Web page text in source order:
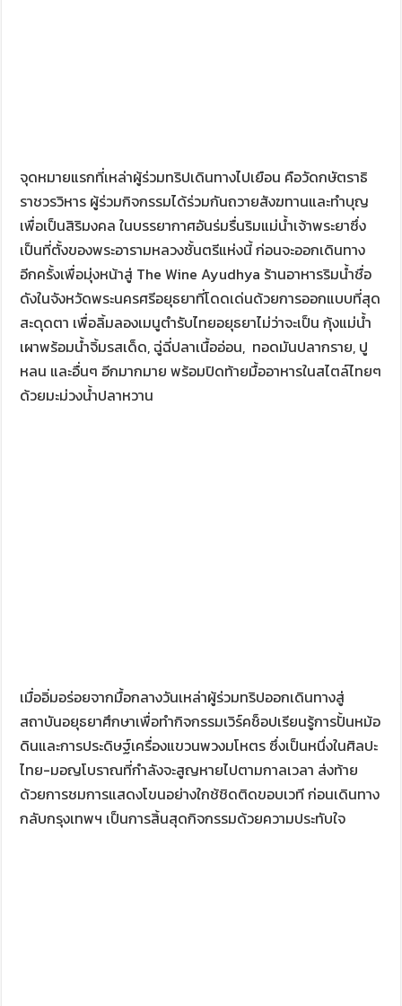
จุดหมายแรกที่เหล่าผู้ร่วมทริปเดินทางไปเยือน คือวัดกษัตราธิ
ราชวรวิหาร ผู้ร่วมกิจกรรมได้ร่วมกันถวายสังฆทานและทำบุญ
เพื่อเป็นสิริมงคล ในบรรยากาศอันร่มรื่นริมแม่น้ำเจ้าพระยาซึ่ง
เป็นที่ตั้งของพระอารามหลวงชั้นตรีแห่งนี้ ก่อนจะออกเดินทาง
อีกครั้งเพื่อมุ่งหน้าสู่ The Wine Ayudhya ร้านอาหารริมน้ำชื่อ
ดังในจังหวัดพระนครศรีอยุธยาที่โดดเด่นด้วยการออกแบบที่สุด
สะดุดตา เพื่อลิ้มลองเมนูตำรับไทยอยุธยาไม่ว่าจะเป็น กุ้งแม่น้ำ
เผาพร้อมน้ำจิ้มรสเด็ด, ฉู่ฉี่ปลาเนื้ออ่อน, ทอดมันปลากราย, ปู
หลน และอื่นๆ อีกมากมาย พร้อมปิดท้ายมื้ออาหารในสไตล์ไทยๆ
ด้วยมะม่วงน้ำปลาหวาน
เมื่ออิ่มอร่อยจากมื้อกลางวันเหล่าผู้ร่วมทริปออกเดินทางสู่
สถาบันอยุธยาศึกษาเพื่อทำกิจกรรมเวิร์คช็อปเรียนรู้การปั้นหม้อ
ดินและการประดิษฐ์เครื่องแขวนพวงมโหตร ซึ่งเป็นหนึ่งในศิลปะ
ไทย-มอญโบราณที่กำลังจะสูญหายไปตามกาลเวลา ส่งท้าย
ด้วยการชมการแสดงโขนอย่างใกช้ชิดติดขอบเวที ก่อนเดินทาง
กลับกรุงเทพฯ เป็นการสิ้นสุดกิจกรรมด้วยความประทับใจ